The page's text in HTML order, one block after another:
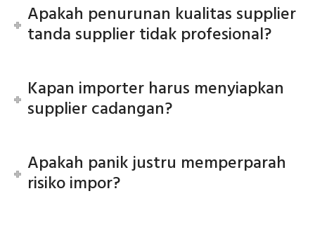
Apakah penurunan kualitas supplier
tanda supplier tidak profesional?
Kapan importer harus menyiapkan
supplier cadangan?
Apakah panik justru memperparah
risiko impor?